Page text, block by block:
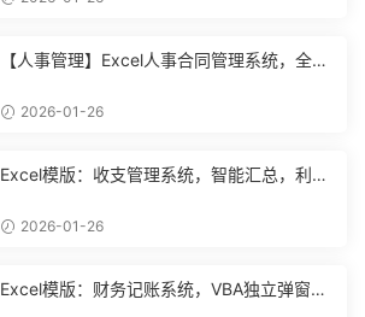
【人事管理】Excel人事合同管理系统，全函
2026-01-26
Excel模版：收支管理系统，智能汇总，利润
2026-01-26
Excel模版：财务记账系统，VBA独立弹窗，